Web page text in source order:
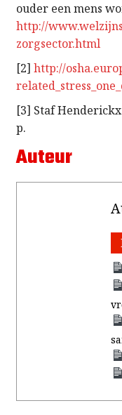
ouder een mens
http://
zorgsector.html
[2]http://
[3] Staf
p.
Auteur